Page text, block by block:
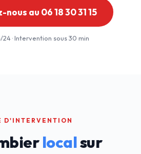
au 06 18 30 31 15
24 · Intervention sous 30 min
D'INTERVENTION
localsur